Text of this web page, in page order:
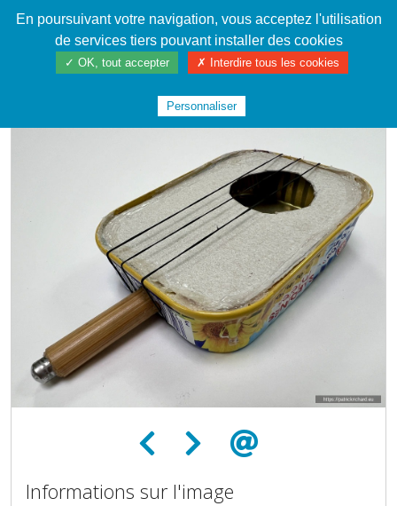
Cahier de textes patrickRICHARD
INSTRUMENTS DE MUSIQUE
#SARDINES2024
Informations sur l'image
En poursuivant votre navigation, vous acceptez l'utilisation
de services tiers pouvant installer des cookies
✓ OK, tout accepter ✗ Interdire tous les cookies
Personnaliser